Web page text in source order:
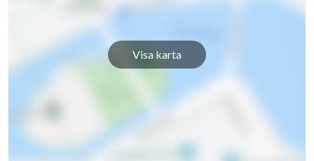
Visa karta